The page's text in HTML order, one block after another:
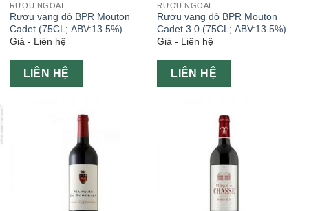
RƯỢU NGOẠI
Rượu vang đỏ BPR Mouton
Cadet (75CL; ABV:13.5%)
Giá - Liên hệ
LIÊN HỆ
RƯỢU NGOẠI
Rượu vang đỏ BPR Mouton
Cadet 3.0 (75CL; ABV:13.5%)
Giá - Liên hệ
LIÊN HỆ